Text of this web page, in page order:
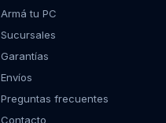
Armá tu PC
Sucursales
Garantías
Envíos
Preguntas frecuentes
Contacto